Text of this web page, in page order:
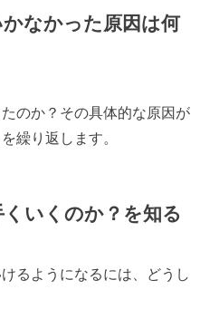
なかった原因は何
のか？その具体的な原因が
繰り返します。
いくのか？を知る
るようになるには、どうし